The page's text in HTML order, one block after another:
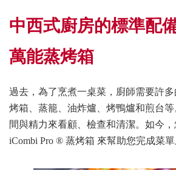
中西式廚房的標準配
萬能蒸烤箱
過去，為了烹煮一桌菜，廚師需要許
烤箱、蒸籠、油炸爐、烤鴨爐和煎台
間與精力來看顧、檢查和清潔。如今
iCombi Pro ® 蒸烤箱 來幫助您完成菜單